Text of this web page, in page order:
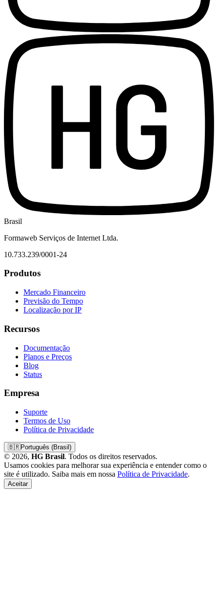
Brasil
Formaweb Serviços de Internet Ltda.
10.733.239/0001-24
Produtos
Mercado Financeiro
Previsão do Tempo
Localização por IP
Recursos
Documentação
Planos e Preços
Blog
Status
Empresa
Suporte
Termos de Uso
Política de Privacidade
🇧🇷Português (Brasil)
© 2026, HG Brasil. Todos os direitos reservados.
Usamos cookies para melhorar sua experiência e entender como o
site é utilizado. Saiba mais em nossa Política de Privacidade.
Aceitar